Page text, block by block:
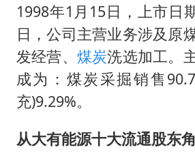
奋进开新
1998年1月15日，上市日
日，公司主营业务涉及原
发经营、 煤炭洗选加工。
成为：煤炭采掘销售
充)9.29%。
从大有能源十大流通股东